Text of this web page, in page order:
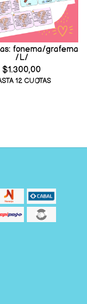
fonema/grafema
/L/
$1.300,00
12 CUOTAS